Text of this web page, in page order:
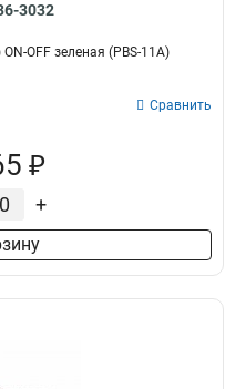
3032
OFF зеленая (PBS-11А)
Сравнить
₽
+